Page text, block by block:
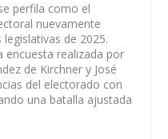
perfila como el
nuevamente
de 2025.
encuesta realizada por
de Kirchner y José
del electorado con
una batalla ajustada